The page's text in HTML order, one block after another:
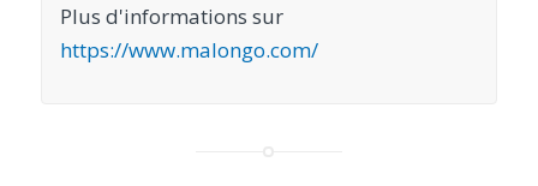
Plus d'informations sur
https://www.malongo.com/